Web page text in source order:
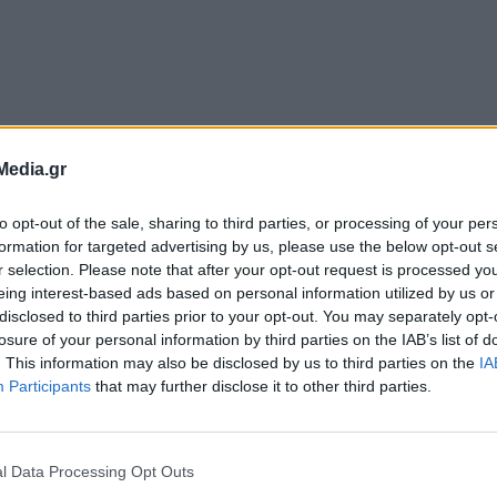
opt-out of the sale, sharing to third parties, or processing of your
for targeted advertising by us, please use the below opt-out
selection. Please note that after your opt-out request is processed
interest-based ads based on personal information utilized by us
to third parties prior to your opt-out. You may separately
of your personal information by third parties on the IAB’s list of
This information may also be disclosed by us to third parties on the
Participants that may further disclose it to other third parties.
Data Processing Opt Outs
στις 10:00, η Fan Zone φιλοξενεί μια
του βιβλίου της Άριας Παπανικολάου «Με
Δημάρχου Αθηναίων, Χάρη Δούκα, και του
συζήτηση με επίκεντρο τη δύναμη, την
fair play.
μπορεί να αφήνει αποτύπωμα και έξω
θα βρίσκεται και η δράση Replay: φέρνοντας
είδη που δεν χρησιμοποιούνται πια,
και η προσφορά στην πόλη και στους